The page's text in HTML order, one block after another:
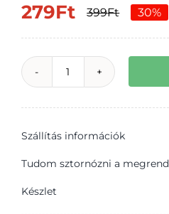
399Ft
price
279Ft
price
30%
90
g
Szállítás információk
Tudom sztornózni a
Készlet